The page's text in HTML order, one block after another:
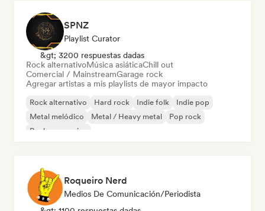
SPNZ
Playlist Curator
&gt; 3200 respuestas dadas
Rock alternativoMúsica asiáticaChill out
Comercial / MainstreamGarage rock
Agregar artistas a mis playlists de mayor impacto
Rock alternativo Hard rock Indie folk
Indie pop
Metal melódico
Metal / Heavy metal
Pop rock
Rock progresivo
Roqueiro Nerd
Medios De Comunicación/Periodista